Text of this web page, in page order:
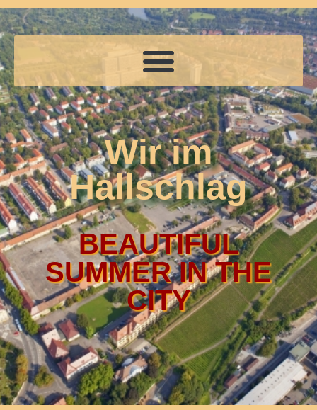
Wir im
Hallschlag
BEAUTIFUL
SUMMER IN THE
CITY